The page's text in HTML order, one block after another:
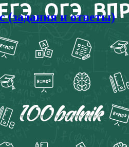
(задания и ответы)